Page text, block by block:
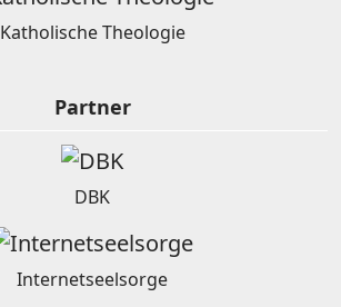
Katholische Theologie
Partner
DBK
Internetseelsorge